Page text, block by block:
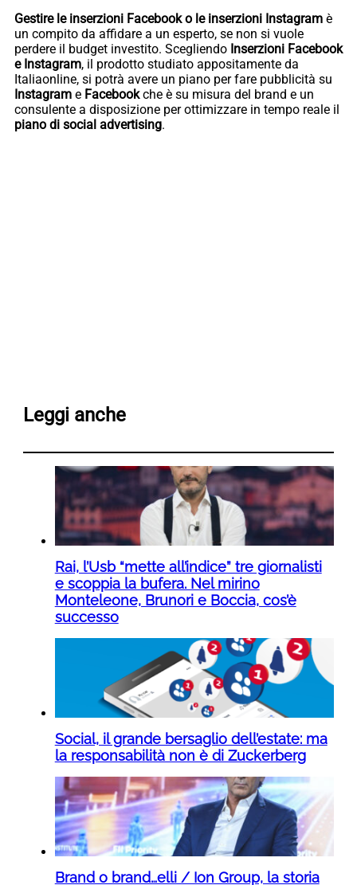
Gestire le inserzioni Facebook o le inserzioni Instagram è
un compito da affidare a un esperto, se non si vuole
perdere il budget investito. Scegliendo Inserzioni Facebook
e Instagram, il prodotto studiato appositamente da
Italiaonline, si potrà avere un piano per fare pubblicità su
Instagram e Facebookche è su misura del brand e un
consulente a disposizione per ottimizzare in tempo reale il
piano di social advertising.
Leggi anche
Rai, l’Usb “mette all’indice” tre giornalisti
e scoppia la bufera. Nel mirino
Monteleone, Brunori e Boccia, cos’è
successo
Social, il grande bersaglio dell’estate: ma
la responsabilità non è di Zuckerberg
Brand o brand…elli / Ion Group, la storia